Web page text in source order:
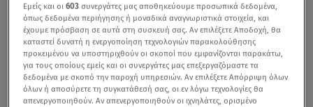
Γεωδυναμικού Ινστιτούτου, το επίκεντρο της δόνησης
εντοπίστηκε23 χλμ. νοτιοδυτικά της Αρκεσίνης
Αμοργούκαι το εστιακό βάθος υπολογίστηκε στα 11
χλμ.
Εμείς και οι603 συνεργάτες μας αποθηκεύουμε προσωπικά δεδομένα,
όπως δεδομένα περιήγησης ή μοναδικά αναγνωριστικά στοιχεία, και
έχουμε πρόσβαση σε αυτά στη συσκευή σας. Αν επιλέξετε Αποδοχή, θα
καταστεί δυνατή η ενεργοποίηση τεχνολογιών παρακολούθησης
προκειμένου να υποστηριχθούν οι σκοποί που εμφανίζονται παρακάτω,
για τους οποίους εμείς και οι συνεργάτες μας επεξεργαζόμαστε τα
δεδομένα με σκοπό την παροχή υπηρεσιών. Αν επιλέξετε Απόρριψη όλων
όλων ή αποσύρετε τη συγκατάθεσή σας, οι εν λόγω τεχνολογίες θα
απενεργοποιηθούν. Αν απενεργοποιηθούν οι ιχνηλάτες, ορισμένο